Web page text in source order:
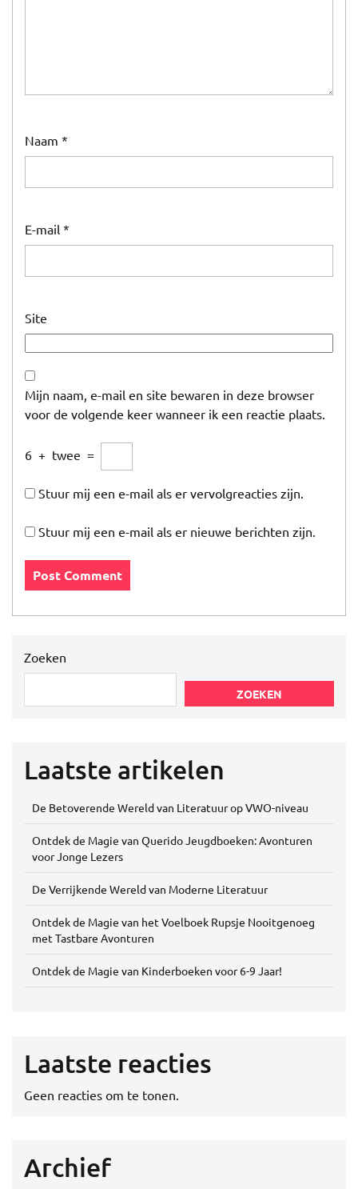
Naam *
E-mail *
Site
Mijn naam, e-mail en site bewaren in deze browser
voor de volgende keer wanneer ik een reactie plaats.
6 + twee =
Stuur mij een e-mail als er vervolgreacties zijn.
Stuur mij een e-mail als er nieuwe berichten zijn.
Zoeken
ZOEKEN
Laatste artikelen
De Betoverende Wereld van Literatuur op VWO-niveau
Ontdek de Magie van Querido Jeugdboeken: Avonturen
voor Jonge Lezers
De Verrijkende Wereld van Moderne Literatuur
Ontdek de Magie van het Voelboek Rupsje Nooitgenoeg
met Tastbare Avonturen
Ontdek de Magie van Kinderboeken voor 6-9 Jaar!
Laatste reacties
Geen reacties om te tonen.
Archief